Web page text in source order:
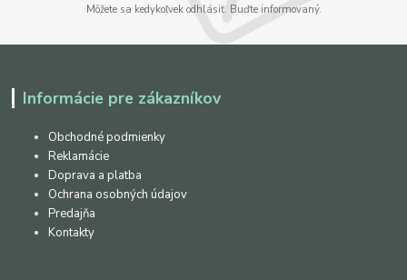
Môžete sa kedykoľvek odhlásiť. Buďte informovaný.
Informácie pre zákazníkov
Obchodné podmienky
Reklamácie
Doprava a platba
Ochrana osobných údajov
Predajňa
Kontakty